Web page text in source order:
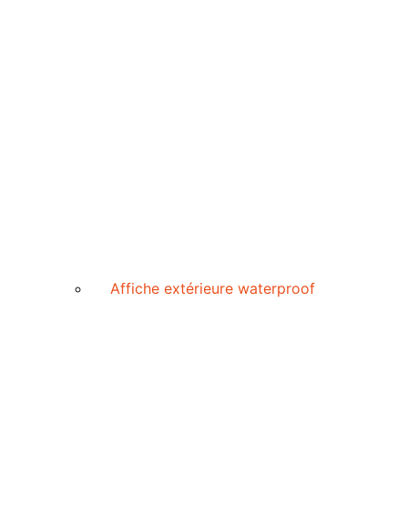
Affiche extérieure waterproof